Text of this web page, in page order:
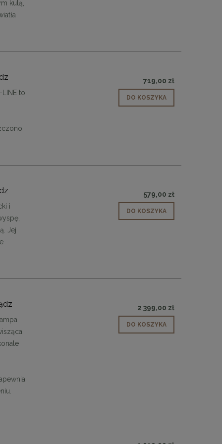
Panele ścienne tapicerowane 70 x 30
kulą,
to
719,00 zł
DO KOSZYKA
i
Jej
579,00 zł
DO KOSZYKA
2 399,00 zł
DO KOSZYKA